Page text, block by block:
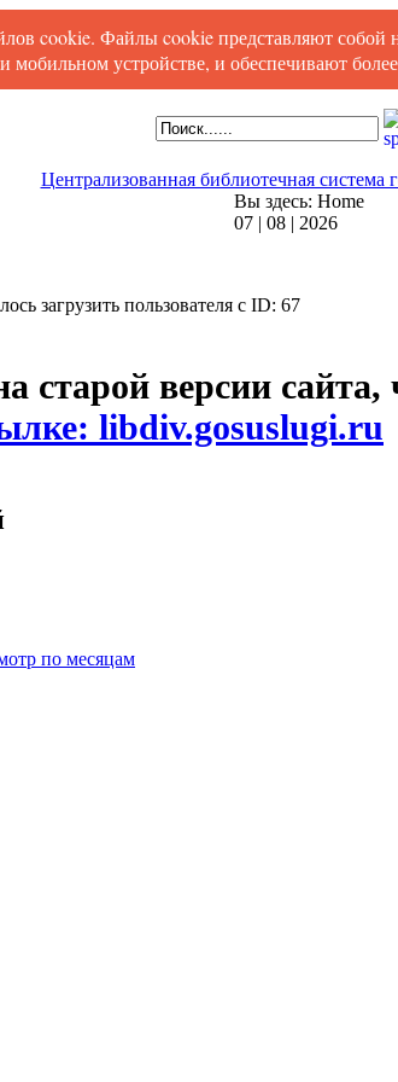
cookie. Файлы cookie представляют
мобильном устройстве, и обеспечивают
Централизованная библиотечная система
Вы здесь: Home
07 | 08 | 2026
загрузить пользователя с ID: 67
старой версии
libdiv.gosuslugi.ru